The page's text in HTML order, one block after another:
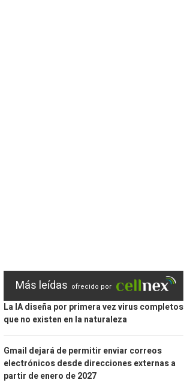
Más leídas ofrecido por
La IA diseña por primera vez virus completos
que no existen en la naturaleza
Gmail dejará de permitir enviar correos
electrónicos desde direcciones externas a
partir de enero de 2027